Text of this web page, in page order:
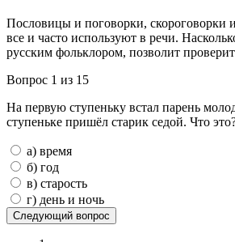
Пословицы и поговорки, скороговорки
все и часто используют в речи.
русским фольклором, позволит
Вопрос 1 из 15
На первую ступеньку встал парень
ступеньке пришёл старик седой. Что
а) время
б) год
в) старость
г) день и ночь